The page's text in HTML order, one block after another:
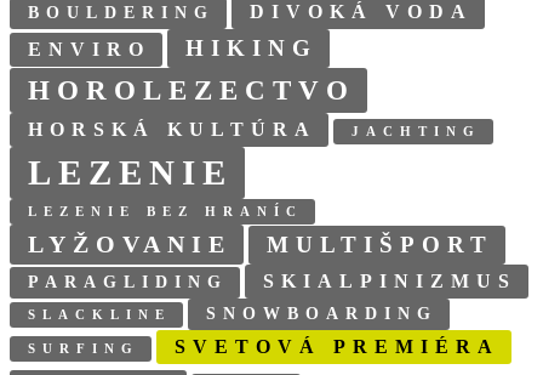
BOULDERING
DIVOKÁ VODA
ENVIRO
HIKING
HOROLEZECTVO
HORSKÁ KULTÚRA JACHTING
LEZENIE
LEZENIE BEZ HRANÍC
LYŽOVANIE MULTIŠPORT
PARAGLIDING SKIALPINIZMUS
SLACKLINE SNOWBOARDING
SURFING SVETOVÁ PREMIÉRA